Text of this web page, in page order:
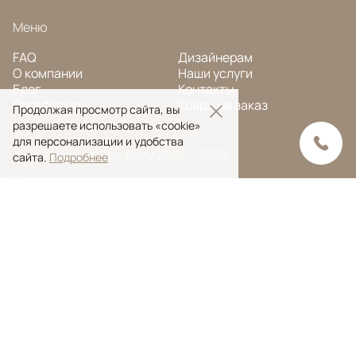
Меню
FAQ
О компании
Блог
Портфолио
Дизайнерам
Наши услуги
Контакты
Ковры на заказ
© Ansy Carpet Company 2005 — 2026
Продолжая просмотр сайта, вы
разрешаете использовать «cookie»
для персонализации и удобства
сайта. Подробнее